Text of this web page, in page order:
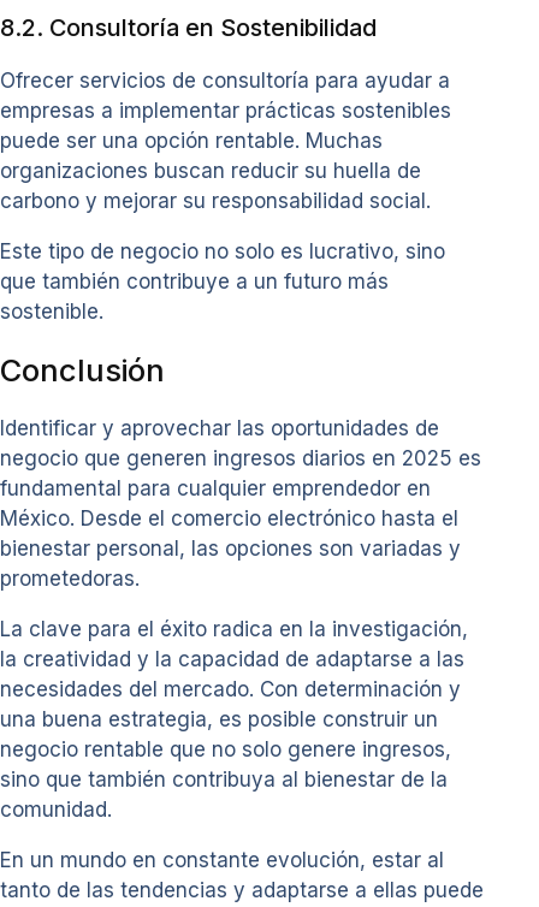
8.2. Consultoría en Sostenibilidad
Ofrecer servicios de consultoría para ayudar a
empresas a implementar prácticas sostenibles
puede ser una opción rentable. Muchas
organizaciones buscan reducir su huella de
carbono y mejorar su responsabilidad social.
Este tipo de negocio no solo es lucrativo, sino
que también contribuye a un futuro más
sostenible.
Conclusión
Identificar y aprovechar las oportunidades de
negocio que generen ingresos diarios en 2025 es
fundamental para cualquier emprendedor en
México. Desde el comercio electrónico hasta el
bienestar personal, las opciones son variadas y
prometedoras.
La clave para el éxito radica en la investigación,
la creatividad y la capacidad de adaptarse a las
necesidades del mercado. Con determinación y
una buena estrategia, es posible construir un
negocio rentable que no solo genere ingresos,
sino que también contribuya al bienestar de la
comunidad.
En un mundo en constante evolución, estar al
tanto de las tendencias y adaptarse a ellas puede